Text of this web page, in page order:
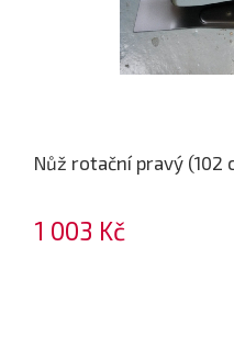
Nůž rotační pravý (102
1 003 Kč